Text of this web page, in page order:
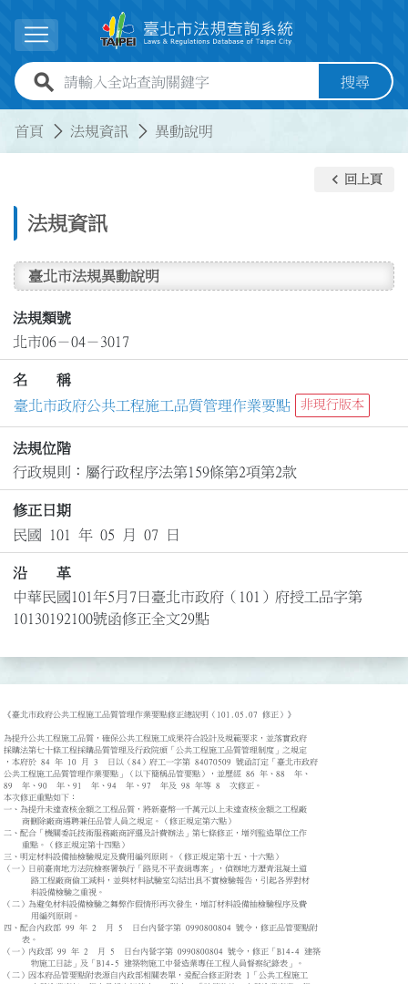
展開選單
全站查詢關鍵字欄位 搜尋
首頁 法規資訊 異動說明
法規資訊
keyboard_arrow_left 回上頁
臺北市法規異動說明
法規類號
北市06－04－3017
名 稱
臺北市政府公共工程施工品質管理作業要點
非現行版本
法規位階
行政規則：屬行政程序法第159條第2項第2款
修正日期
民國 101 年 05 月 07 日
沿 革
中華民國101年5月7日臺北市政府（101）府授工品字第
10130192100號函修正全文29點
《臺北市政府公共工程施工品質管理作業要點修正總說明（101.05.07 修正）》
為提升公共工程施工品質，確保公共工程施工成果符合設計及規範要求，並落實政府
採購法第七十條工程採購品質管理及行政院頒「公共工程施工品質管理制度」之規定
，本府於 84 年 10 月 3  日以（84）府工一字第 84070509 號函訂定「臺北市政府
公共工程施工品質管理作業要點」（以下簡稱品管要點），並歷經 86 年、88  年、
89  年、90  年、91  年、94  年、97  年及 98 年等 8  次修正。
本次修正重點如下：
一、為提升未達查核金額之工程品質，將新臺幣一千萬元以上未達查核金額之工程廠
二、配合「機關委託技術服務廠商評選及計費辦法」第七條修正，增列監造單位工作
三、明定材料設備抽檢驗規定及費用編列原則。（修正規定第十五、十六點）
（一）日前臺南地方法院檢察署執行「路見不平查緝專案」，偵辦地方瀝青混凝土道
（二）為避免材料設備檢驗之舞弊作假情形再次發生，增訂材料設備抽檢驗程序及費
四、配合內政部 99 年 2  月 5  日台內營字第 0990800804 號令，修正品管要點附
（一）內政部 99 年 2  月 5  日台內營字第 0990800804 號令，修正「B14-4 建築
（二）因本府品管要點附表源自內政部相關表單，爰配合修正附表 1「公共工程施工